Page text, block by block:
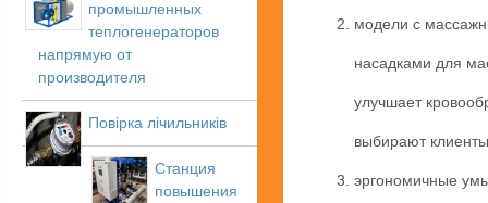
промышленных
теплогенераторов
напрямую от
производителя
Повірка лічильників
Станция
повышения
модели с
насадками для
улучшает
выбирают
эргономичные